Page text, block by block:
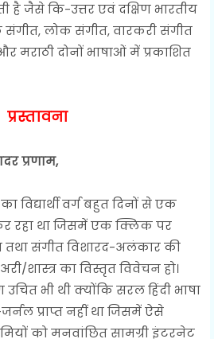
है जैसे कि-उत्तर एवं दक्षिण भारतीय
संगीत, लोक संगीत, वारकरी संगीत
मराठी दोनों भाषाओं में प्रकाशित
प्रस्तावना
प्रणाम,
वर्ग बहुत दिनों से एक
रहा था जिसमें एक क्लिक पर
तथा संगीत विशारद-अलंकार की
शास्त्र का विस्तृत विवेचन हो।
भी थी क्योंकि सरल हिंदी भाषा
प्राप्त नहीं था जिसमें ऐसे
को मनवांछित सामग्री इंटरनेट